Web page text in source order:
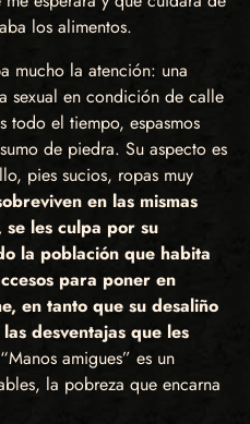
los alimentos.
mucho la atención: una
sexual en condición de calle
todo el tiempo, espasmos
de piedra. Su aspecto es
pies sucios, ropas muy
en las mismas
les culpa por su
la población que habita
para poner en
en tanto que su desaliño
desventajas que les
amigues” es un
la pobreza que encarna